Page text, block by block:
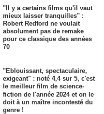
"Il y a certains films qu'il vaut
mieux laisser tranquilles" :
Robert Redford ne voulait
absolument pas de remake
pour ce classique des années
70
"Eblouissant, spectaculaire,
exigeant" : noté 4,4 sur 5, c'est
le meilleur film de science-
fiction de l'année 2024 et on le
doit à un maître incontesté du
genre !